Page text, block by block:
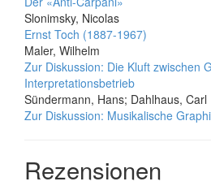
Slonimsky, Nicolas
Ernst Toch (1887-1967)
Maler, Wilhelm
Zur Diskussion: Die Kluft zwischen
Interpretationsbetrieb
Sündermann, Hans; Dahlhaus, Carl
Zur Diskussion: Musikalische
Rezensionen